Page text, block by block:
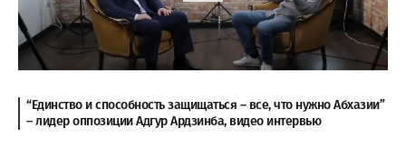
“Единство и способность защищаться – все, что нужно Абхазии”
– лидер оппозиции Адгур Ардзинба, видео интервью